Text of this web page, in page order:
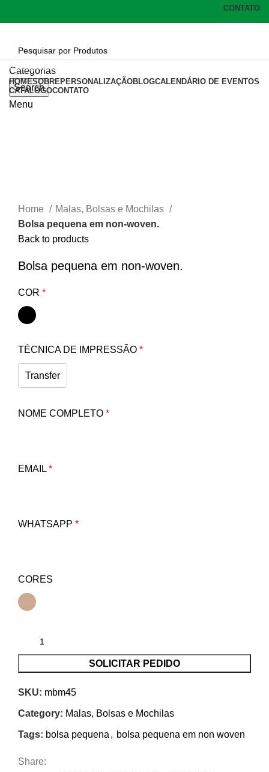
CONTATO
Categorias
Search
Menu
Categorias
HOMESOBREPERSONALIZAÇÃOBLOGCALENDÁRIO DE EVENTOS
CATÁLOGOCONTATO
Home
Malas, Bolsas e Mochilas
Bolsa pequena em non-woven.
Back to products
Bolsa pequena em non-woven.
COR *
TÉCNICA DE IMPRESSÃO *
Transfer
NOME COMPLETO *
EMAIL *
WHATSAPP *
CORES
SOLICITAR PEDIDO
SKU: mbm45
Category: Malas, Bolsas e Mochilas
Tags: bolsa pequena , bolsa pequena em non woven
Share: